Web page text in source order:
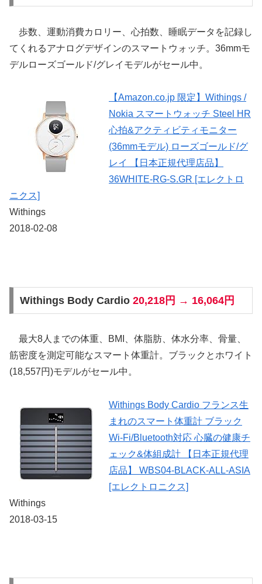
歩数、運動消費カロリー、心拍数、睡眠データを記録し
てくれるアナログデザインのスマートウォッチ。36mmモ
デルローズゴールド/グレイモデルがセール中。
【Amazon.co.jp 限定】Withings /
Nokia スマートウォッチ Steel HR
心拍&アクティビティモニター
(36mmモデル) ローズゴールド/グ
レイ 【日本正規代理店品】
36WHITE-RG-S.GR [エレクトロ
ニクス]
Withings
2018-02-08
Withings Body Cardio 20,218円 → 16,064円
最大8人までの体重、BMI、体脂肪、体水分率、骨量、
筋密度を測定可能なスマート体重計。ブラックとホワイト
(18,557円)モデルがセール中。
Withings Body Cardio フランス生
まれのスマート体重計 ブラック
Wi-Fi/Bluetooth対応 心臓の健康チ
ェック&体組成計 【日本正規代理
店品】 WBS04-BLACK-ALL-ASIA
[エレクトロニクス]
Withings
2018-03-15